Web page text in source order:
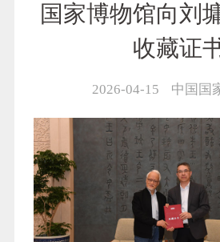
国家博物馆向刘
收藏证
2026-04-15 中国国